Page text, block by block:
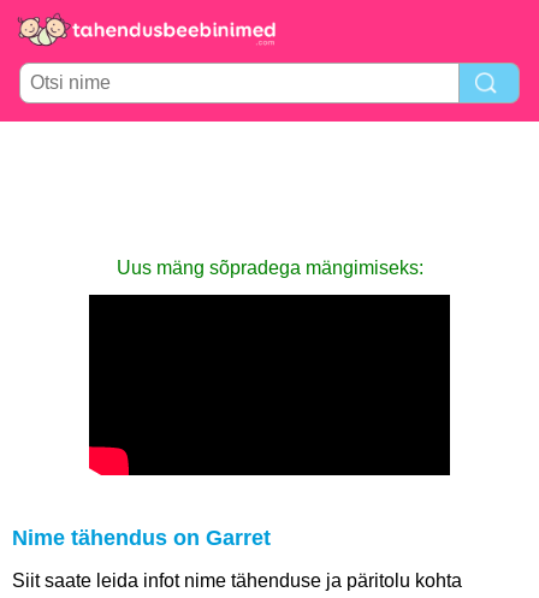
Uus mäng sõpradega mängimiseks:
Nime tähendus on Garret
Siit saate leida infot nime tähenduse ja päritolu kohta